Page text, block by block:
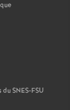
SNES-FSU